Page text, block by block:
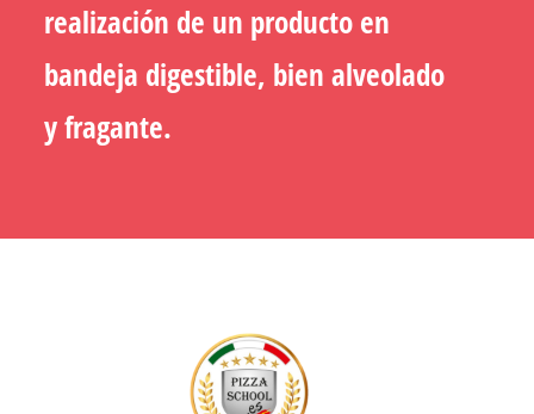
realización de un producto en
bandeja digestible, bien alveolado
y fragante.